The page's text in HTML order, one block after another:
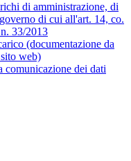
di amministrazione, di
di cui all'art. 14, co.
33/2013
(documentazione da
web)
comunicazione dei dati